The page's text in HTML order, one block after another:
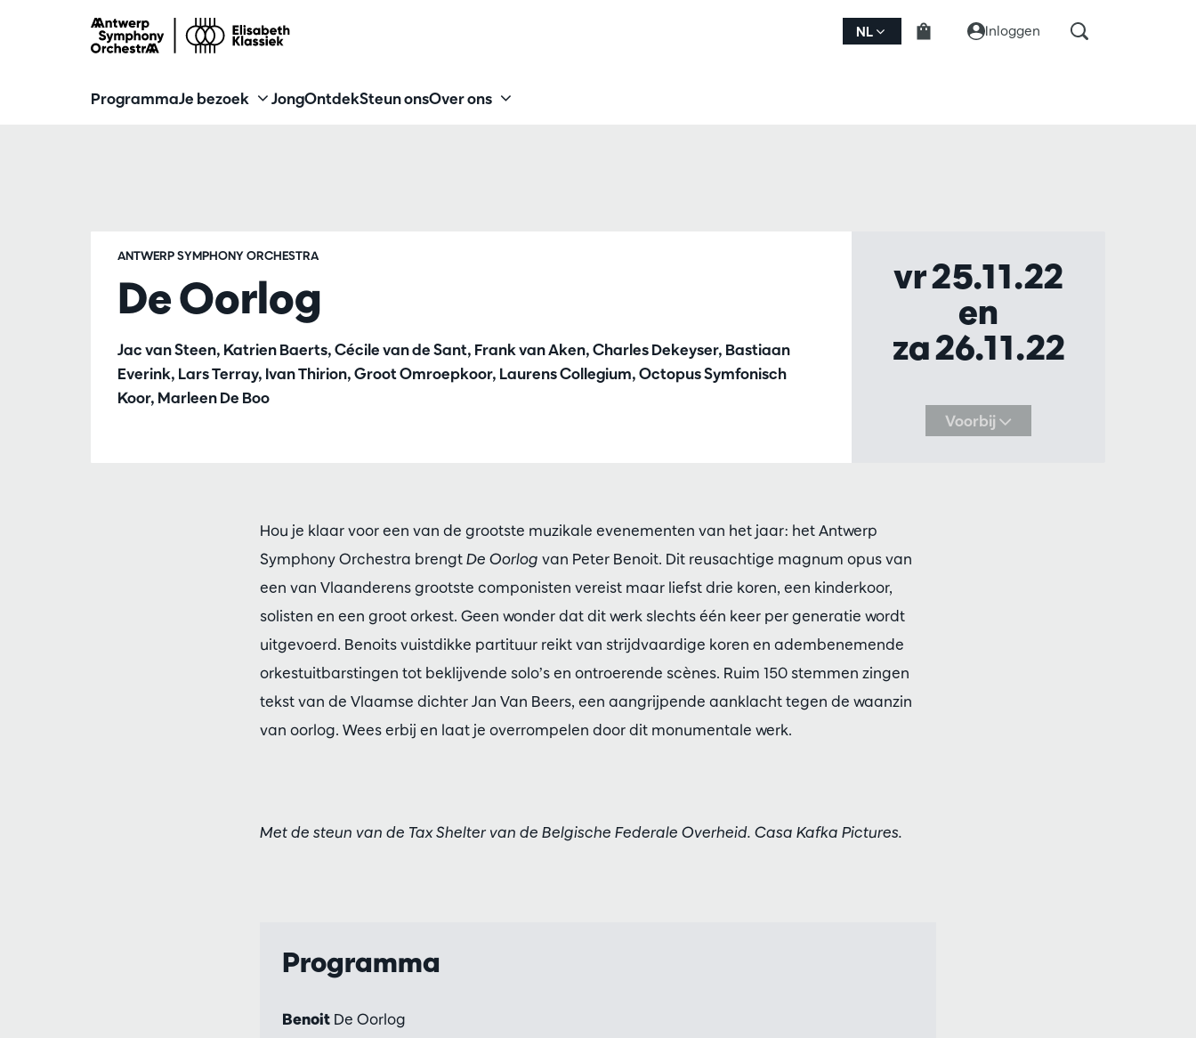
NL Inloggen
ProgrammaJe bezoek JongOntdekSteun onsOver ons
De Oorlog
Jac van Steen, Katrien Baerts, Cécile van de Sant, Frank van Aken, Charles Dekeyser, Bastiaan
Everink, Lars Terray, Ivan Thirion, Groot Omroepkoor, Laurens Collegium, Octopus Symfonisch
Koor, Marleen De Boo
ANTWERP SYMPHONY ORCHESTRA
vr 25.11.22
en
za 26.11.22
Voorbij
Hou je klaar voor een van de grootste muzikale evenementen van het jaar: het Antwerp
Symphony Orchestra brengtDe Oorlog van Peter Benoit. Dit reusachtige magnum opus van
een van Vlaanderens grootste componisten vereist maar liefst drie koren, een kinderkoor,
solisten en een groot orkest. Geen wonder dat dit werk slechts één keer per generatie wordt
uitgevoerd. Benoits vuistdikke partituur reikt van strijdvaardige koren en adembenemende
orkestuitbarstingen tot beklijvende solo’s en ontroerende scènes. Ruim 150 stemmen zingen
tekst van de Vlaamse dichter Jan Van Beers, een aangrijpende aanklacht tegen de waanzin
van oorlog. Wees erbij en laat je overrompelen door dit monumentale werk.
Met de steun van de Tax Shelter van de Belgische Federale Overheid. Casa Kafka Pictures.
Programma
Benoit De Oorlog